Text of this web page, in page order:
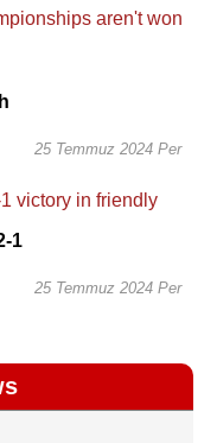
25 Temmuz 2024 Per
1
25 Temmuz 2024 Per